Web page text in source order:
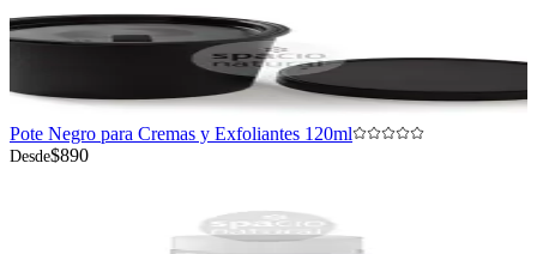
Pote Negro para Cremas y Exfoliantes 120ml
Desde$890